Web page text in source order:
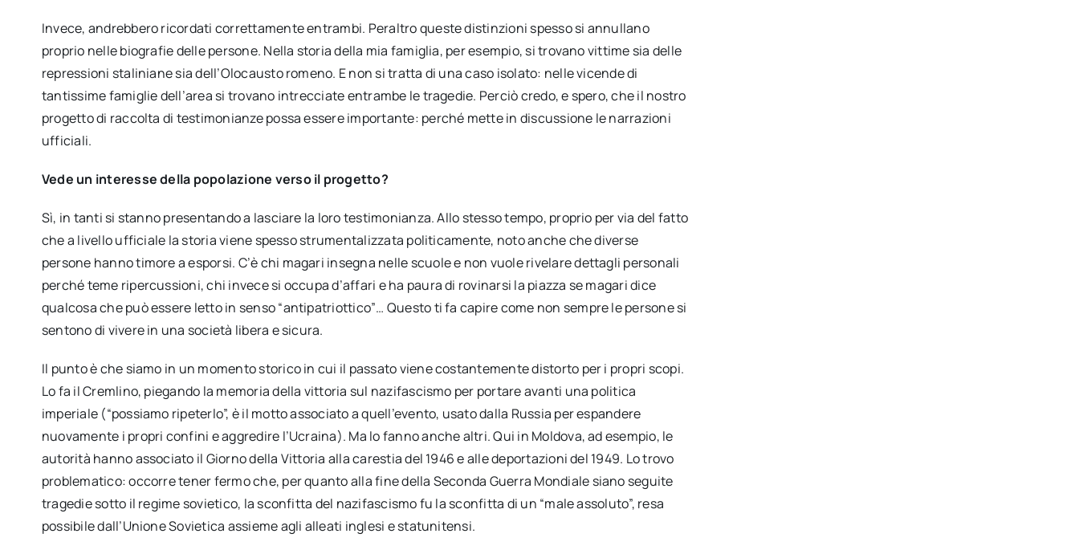
Invece, andrebbero ricordati correttamente entrambi. Peraltro queste distinzioni spesso si annullano
proprio nelle biografie delle persone. Nella storia della mia famiglia, per esempio, si trovano vittime sia delle
repressioni staliniane sia dell’Olocausto romeno. E non si tratta di una caso isolato: nelle vicende di
tantissime famiglie dell’area si trovano intrecciate entrambe le tragedie. Perciò credo, e spero, che il nostro
progetto di raccolta di testimonianze possa essere importante: perché mette in discussione le narrazioni
ufficiali.
Vede un interesse della popolazione verso il progetto?
Sì, in tanti si stanno presentando a lasciare la loro testimonianza. Allo stesso tempo, proprio per via del fatto
che a livello ufficiale la storia viene spesso strumentalizzata politicamente, noto anche che diverse
persone hanno timore a esporsi. C’è chi magari insegna nelle scuole e non vuole rivelare dettagli personali
perché teme ripercussioni, chi invece si occupa d’affari e ha paura di rovinarsi la piazza se magari dice
qualcosa che può essere letto in senso “antipatriottico”… Questo ti fa capire come non sempre le persone si
sentono di vivere in una società libera e sicura.
Il punto è che siamo in un momento storico in cui il passato viene costantemente distorto per i propri scopi.
Lo fa il Cremlino, piegando la memoria della vittoria sul nazifascismo per portare avanti una politica
imperiale (“possiamo ripeterlo”, è il motto associato a quell’evento, usato dalla Russia per espandere
nuovamente i propri confini e aggredire l’Ucraina). Ma lo fanno anche altri. Qui in Moldova, ad esempio, le
autorità hanno associato il Giorno della Vittoria alla carestia del 1946 e alle deportazioni del 1949. Lo trovo
problematico: occorre tener fermo che, per quanto alla fine della Seconda Guerra Mondiale siano seguite
tragedie sotto il regime sovietico, la sconfitta del nazifascismo fu la sconfitta di un “male assoluto”, resa
possibile dall’Unione Sovietica assieme agli alleati inglesi e statunitensi.